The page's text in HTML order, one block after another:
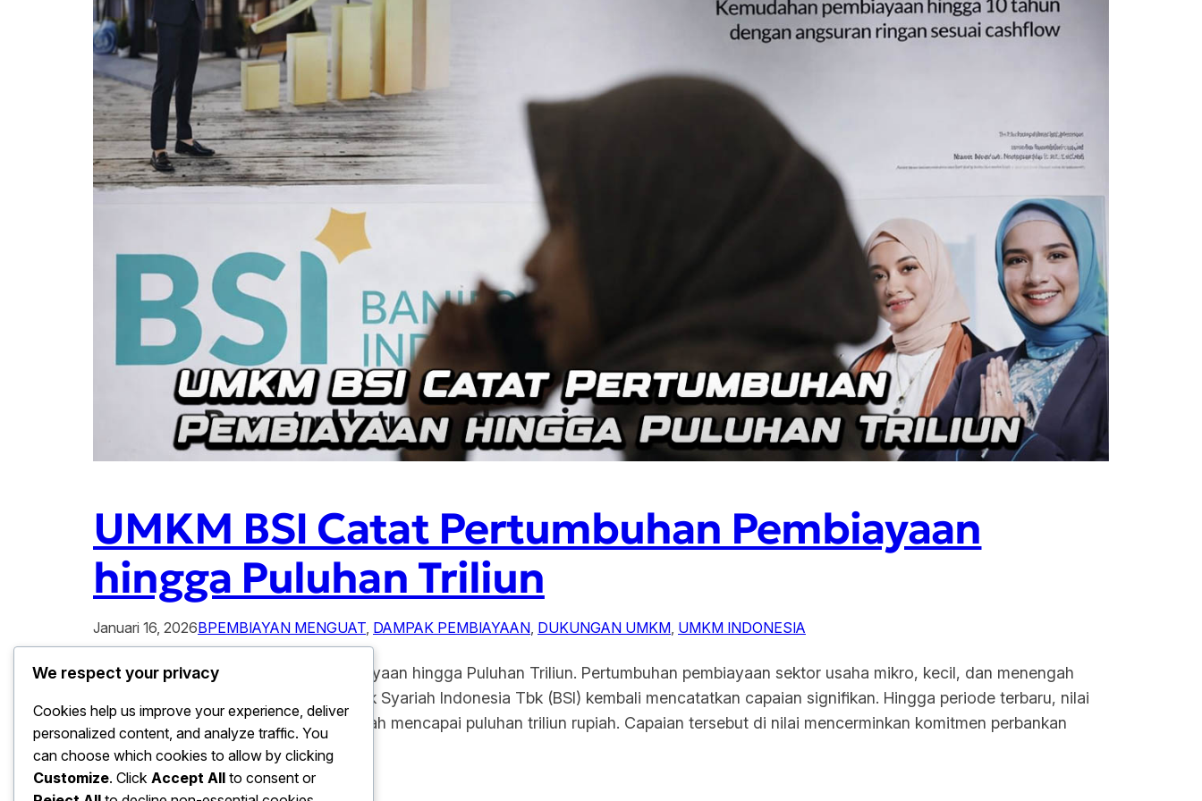
UMKM BSI Catat Pertumbuhan Pembiayaan
hingga Puluhan Triliun
Januari 16, 2026BPEMBIAYAN MENGUAT, DAMPAK PEMBIAYAAN, DUKUNGAN UMKM, UMKM INDONESIA
UMKM BSI Catat Pertumbuhan Pembiayaan hingga Puluhan Triliun. Pertumbuhan pembiayaan sektor usaha mikro, kecil, dan menengah
(UMKM) yang di salurkan oleh PT Bank Syariah Indonesia Tbk (BSI) kembali mencatatkan capaian signifikan. Hingga periode terbaru, nilai
pembiayaan UMKM BSI di laporkan telah mencapai puluhan triliun rupiah. Capaian tersebut di nilai mencerminkan komitmen perbankan
syariah nasional dalam…
We respect your privacy
Cookies help us improve your experience, deliver
personalized content, and analyze traffic. You
can choose which cookies to allow by clicking
Customize. Click Accept All to consent or